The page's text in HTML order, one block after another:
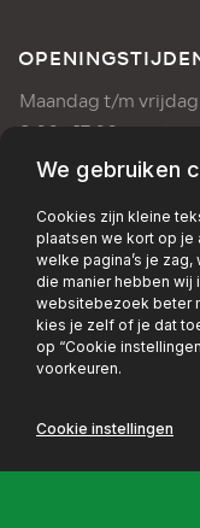
Maandag t/m vrijdag
8:00 - 17:00 uur
+EMAIL +FACEBOOK
We gebruiken
Cookies zijn kleine
plaatsen we kort op je
welke pagina’s je
die manier hebben wij
websitebezoek beter
kies je zelf of je dat
op “Cookie
voorkeuren.
Cookie instellingen